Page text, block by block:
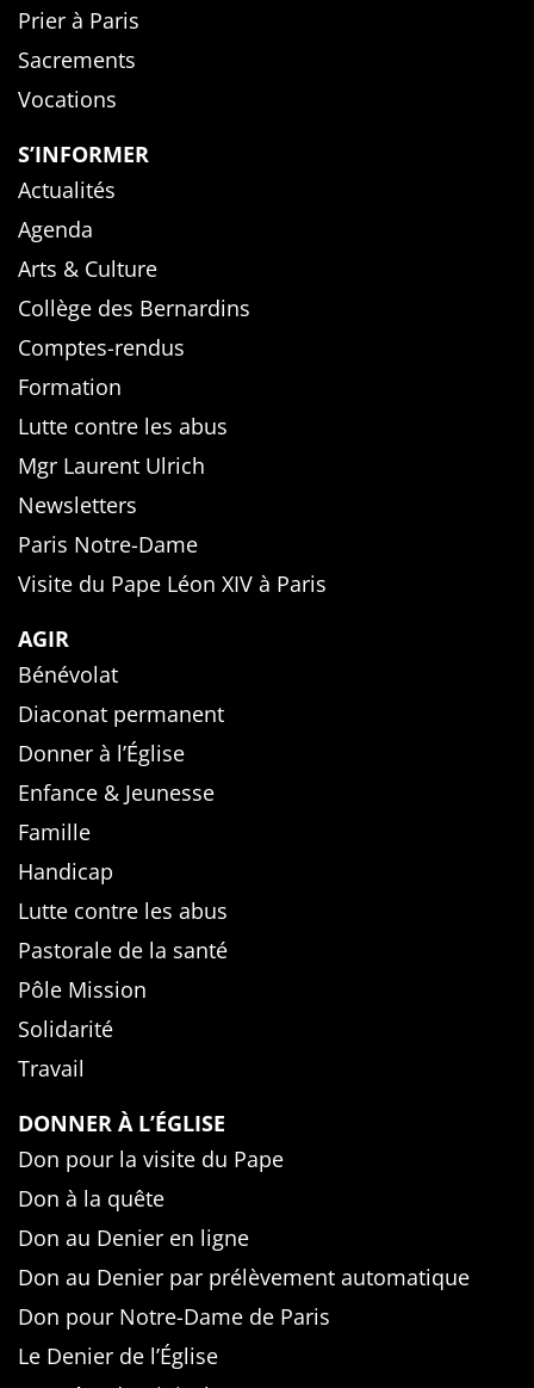
Prier à Paris
Sacrements
Vocations
S’INFORMER
Actualités
Agenda
Arts & Culture
Collège des Bernardins
Comptes-rendus
Formation
Lutte contre les abus
Mgr Laurent Ulrich
Newsletters
Paris Notre-Dame
Visite du Pape Léon XIV à Paris
AGIR
Bénévolat
Diaconat permanent
Donner à l’Église
Enfance & Jeunesse
Famille
Handicap
Lutte contre les abus
Pastorale de la santé
Pôle Mission
Solidarité
Travail
DONNER À L’ÉGLISE
Don pour la visite du Pape
Don à la quête
Don au Denier en ligne
Don au Denier par prélèvement automatique
Don pour Notre-Dame de Paris
Le Denier de l’Église